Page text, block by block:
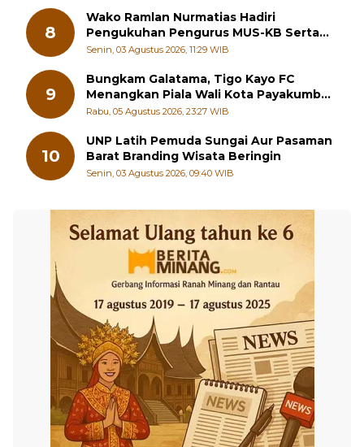
8
Pengukuhan Pengurus MUS-KB Serta
LMKB Periode 2026-2031,
Senin, 03 Agustus 2026, 11:29 WIB
9
Bungkam Galatama, Tigo Kayo FC
Menangkan Piala Wali Kota Payakumbuh
Cup 2026
Rabu, 05 Agustus 2026, 23:27 WIB
10
UNP Latih Pemuda Sungai Aur Pasaman
Barat Branding Wisata Beringin
Senin, 03 Agustus 2026, 09:40 WIB